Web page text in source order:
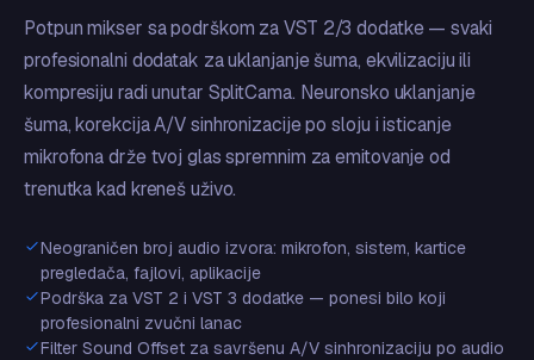
Potpun mikser sa podrškom za VST 2/3 dodatke — svaki
profesionalni dodatak za uklanjanje šuma, ekvilizaciju ili
kompresiju radi unutar SplitCama. Neuronsko uklanjanje
šuma, korekcija A/V sinhronizacije po sloju i isticanje
mikrofona drže tvoj glas spremnim za emitovanje od
trenutka kad kreneš uživo.
Neograničen broj audio izvora: mikrofon, sistem, kartice
pregledača, fajlovi, aplikacije
Podrška za VST 2 i VST 3 dodatke — ponesi bilo koji
profesionalni zvučni lanac
Filter Sound Offset za savršenu A/V sinhronizaciju po audio